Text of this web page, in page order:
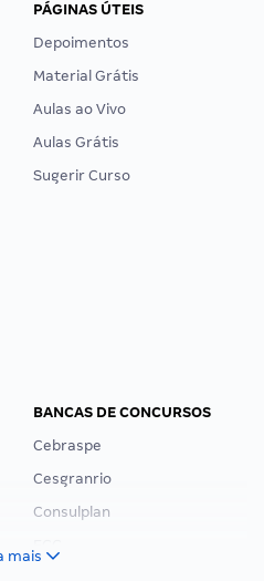
PÁGINAS ÚTEIS
Depoimentos
Material Grátis
Aulas ao Vivo
Aulas Grátis
Sugerir Curso
BANCAS DE CONCURSOS
Cebraspe
Cesgranrio
Consulplan
mais